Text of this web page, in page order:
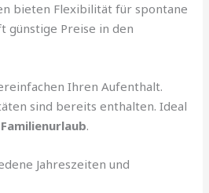
bieten Flexibilität für spontane
günstige Preise in den
Ihren Aufenthalt.
sind bereits enthalten. Ideal
Familienurlaub.
Jahreszeiten und